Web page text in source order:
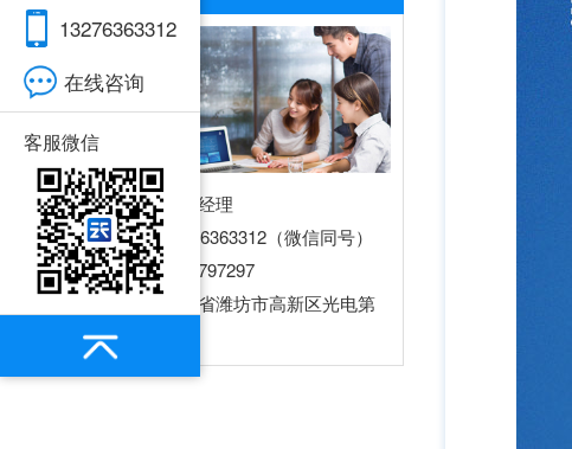
联系人：王经理
电话：13276363312（微信同号）
Q Q：2934797297
地址：山东省潍坊市高新区光电第
一加速器
13276363312
在线咨询
客服微信